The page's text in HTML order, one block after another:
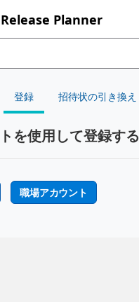
Release Planner
登録 招待状の引き換え
を使用して登録する
職場アカウント